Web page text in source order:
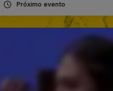
Próximo evento